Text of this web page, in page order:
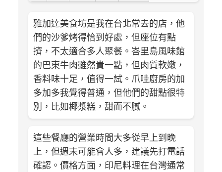
雅加達美食坊是我在台北常去的店，他
們的沙爹烤得恰到好處，但座位有點
擠，不太適合多人聚餐。峇里島風味館
的巴東牛肉雖然貴一點，但肉質軟嫩，
香料味十足，值得一試。爪哇廚房的加
多加多我覺得普通，但他們的甜點很特
別，比如椰漿糕，甜而不膩。
這些餐廳的營業時間大多從早上到晚
上，但週末可能會人多，建議先打電話
確認。價格方面，印尼料理在台灣通常